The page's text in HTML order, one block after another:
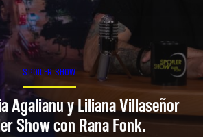
SPOILER SHOW
Agalianu y Liliana Villaseñor
Show con Rana Fonk.